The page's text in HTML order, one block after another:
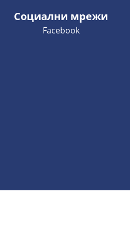
Социални мрежи
Facebook